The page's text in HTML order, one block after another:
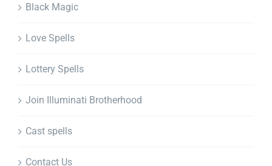
Black Magic
Love Spells
Lottery Spells
Join Illuminati Brotherhood
Cast spells
Contact Us